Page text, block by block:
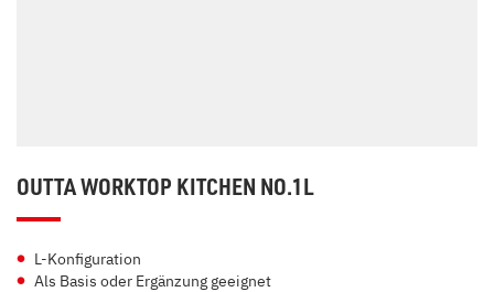
OUTTA WORKTOP KITCHEN NO.1L
L-Konfiguration
Als Basis oder Ergänzung geeignet